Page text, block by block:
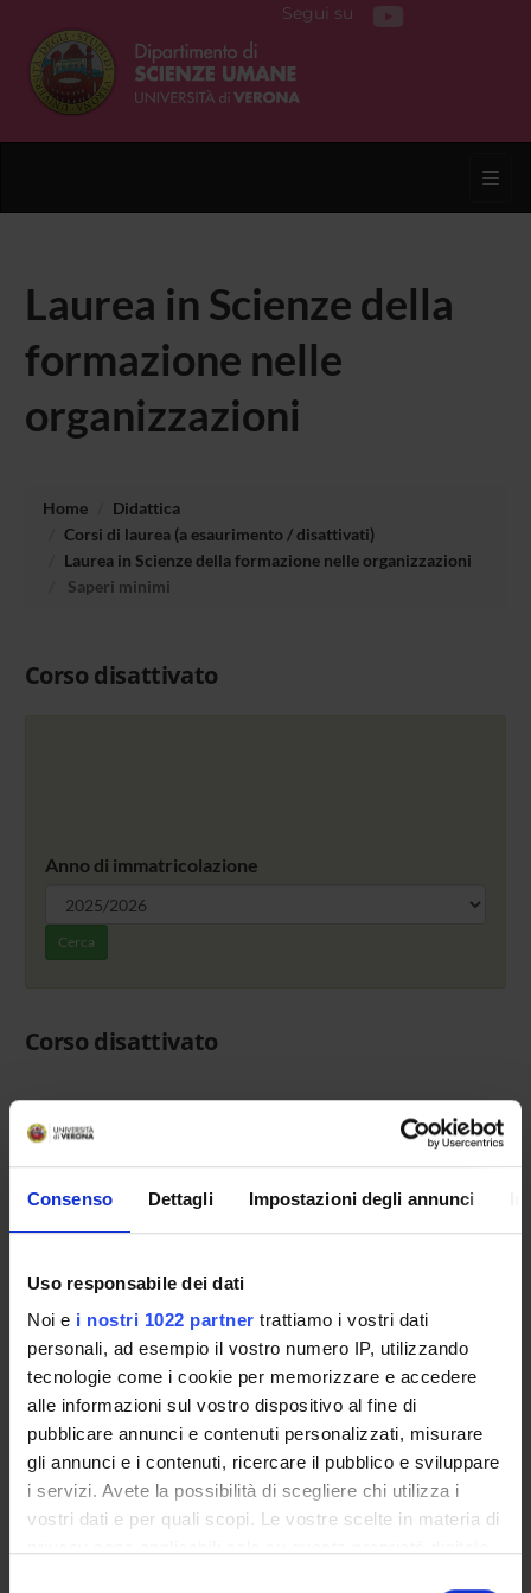
Consenso Dettagli Impostazioni degli annunci
Uso responsabile dei dati
Noi e i nostri 1022 partner trattiamo i vostri dati
personali, ad esempio il vostro numero IP, utilizzando
tecnologie come i cookie per memorizzare e accedere
alle informazioni sul vostro dispositivo al fine di
pubblicare annunci e contenuti personalizzati, misurare
gli annunci e i contenuti, ricercare il pubblico e sviluppare
i servizi. Avete la possibilità di scegliere chi utilizza i
vostri dati e per quali scopi. Le vostre scelte in materia di
Segui su
Laurea in Scienze della
formazione nelle
organizzazioni
Home
Didattica
Corsi di laurea (a esaurimento / disattivati)
Laurea in Scienze della formazione nelle organizzazioni
Saperi minimi
Corso disattivato
Anno di immatricolazione
Cerca
Corso disattivato
Presentazione
Come iscriversi
Preparati con Univr
Insegnamenti
Calendario didattico
Orario lezioni
Piani didattici
Calendario esami
Bacheca avvisi
Proposte tesi e stage
Organi collegiali e di governo